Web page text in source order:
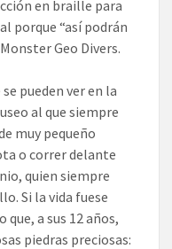
en braille para
porque “así podrán
Geo Divers.
pueden ver en la
al que siempre
muy pequeño
o correr delante
quien siempre
Si la vida fuese
a sus 12 años,
piedras preciosas: